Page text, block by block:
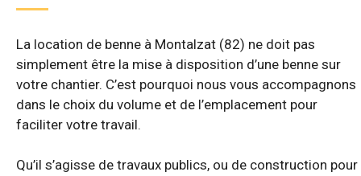
La location de benne à Montalzat (82) ne doit pas
simplement être la mise à disposition d’une benne sur
votre chantier. C’est pourquoi nous vous accompagnons
dans le choix du volume et de l’emplacement pour
faciliter votre travail.
Qu’il s’agisse de travaux publics, ou de construction pour